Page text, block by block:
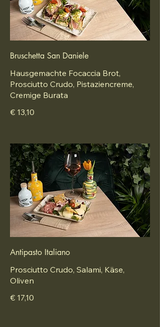
Bruschetta San Daniele
Hausgemachte Focaccia Brot,
Prosciutto Crudo, Pistaziencreme,
Cremige Burata
€ 13,10
Antipasto Italiano
Prosciutto Crudo, Salami, Käse,
Oliven
€ 17,10